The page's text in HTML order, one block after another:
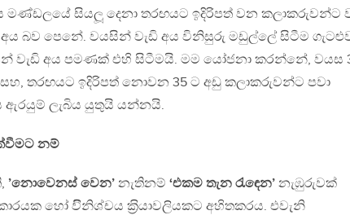
මණ්ඩලයේ සියලූ දෙනා තරඟයට ඉදිරිපත් වන කලාකරුවන්ට
බව පෙනේ. වයසින් වැඩි අය විනිසුරු මඩුල්ලේ සිටීම
වැඩි අය පමණක් එහි සිටීමයි. මම යෝජනා කරන්නේ, වයස
තරඟයට ඉදිරිපත් නොවන 35 ට අඩු කලාකරුවන්ට පවා
ලැබිය යුතුයි යන්නයි.
නම්
’නොවෙනස් වෙන’ නැතිනම් ‘එකම තැන රැඳෙන’ නැඹුරුවක්
හෝ විිනිශ්චය ක‍්‍රියාවලියකට අහිතකරය. එවැනි